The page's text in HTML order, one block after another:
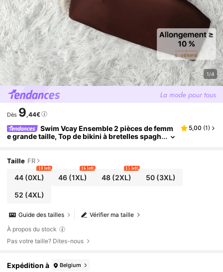
1/4
Dès 9,44€
Swim Vcay Ensemble 2 pièces de femm
e grande taille, Top de bikini à bretelles spagh
5,00 (1)
Taille FR
44(0XL)
10 left
46 (1XL)
16 left
48(2XL)
15 left
50(3XL)
52 (4XL)
Vérifier ma taille
Guide des tailles
À propos du stock
Pas votre taille? Dites-nous
Expédition à Belgium